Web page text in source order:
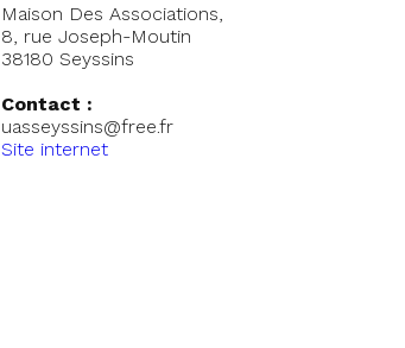
Maison Des Associations,
8, rue Joseph-Moutin
38180 Seyssins
Contact :
uasseyssins@free.fr
Site internet